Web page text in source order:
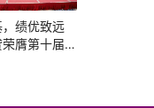
绩优致远
膺第十届广